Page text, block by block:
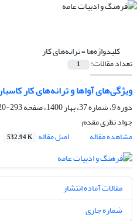
کلیدواژه‌ها =ترانه‌های کار
تعداد مقالات: 1
ویژگی‌های آواها و ترانه‌های کار
دوره 9، شماره 37، بهار 1400، صفحه
293-320
جواد نظری مقدم
مشاهده مقاله
اصل مقاله 532.94 K
مقالات آماده انتشار
شماره جاری